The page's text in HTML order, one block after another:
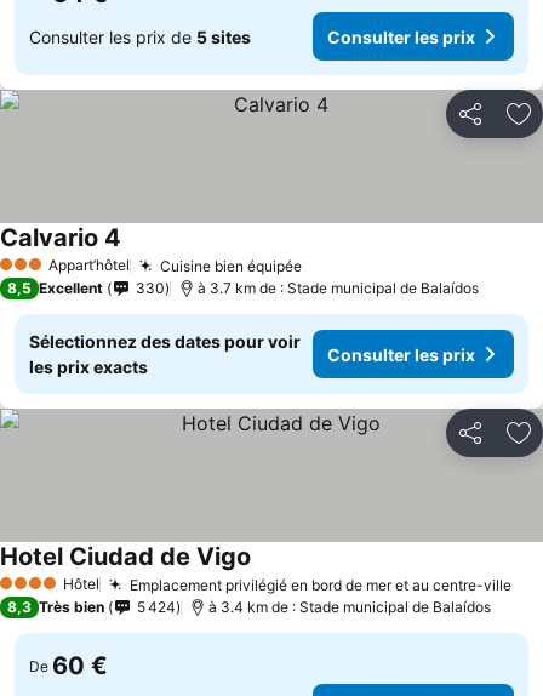
Consulter les prix de 5 sites Consulter les prix
Partager
3 ÉtoilesAppart’hôtel Cuisine bien équipée
Calvario 4
8,5 Excellent 330 à 3.7 km de : Stade municipal de Balaídos
Sélectionnez des dates pour voir
les prix exacts
Consulter les prix
Partager
4 Étoiles Hôtel Emplacement privilégié en bord de mer et au centre-ville
Hotel Ciudad de Vigo
8,3 Très bien 5 424 à 3.4 km de : Stade municipal de Balaídos
De 60 €